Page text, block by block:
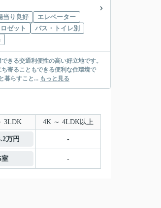
当り良好
エレベーター
ゼット
バス・トイレ別
きる交通利便性の高い好立地です。
寄ることもできる便利な住環境で
暮らすこと... もっと見る
3LDK 4K ～ 4LDK以上
万円 -
室 -